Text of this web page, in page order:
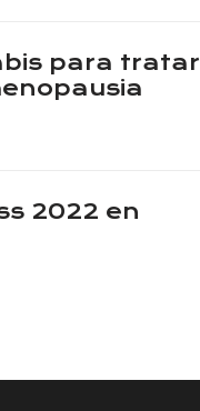
para tratar
2022 en